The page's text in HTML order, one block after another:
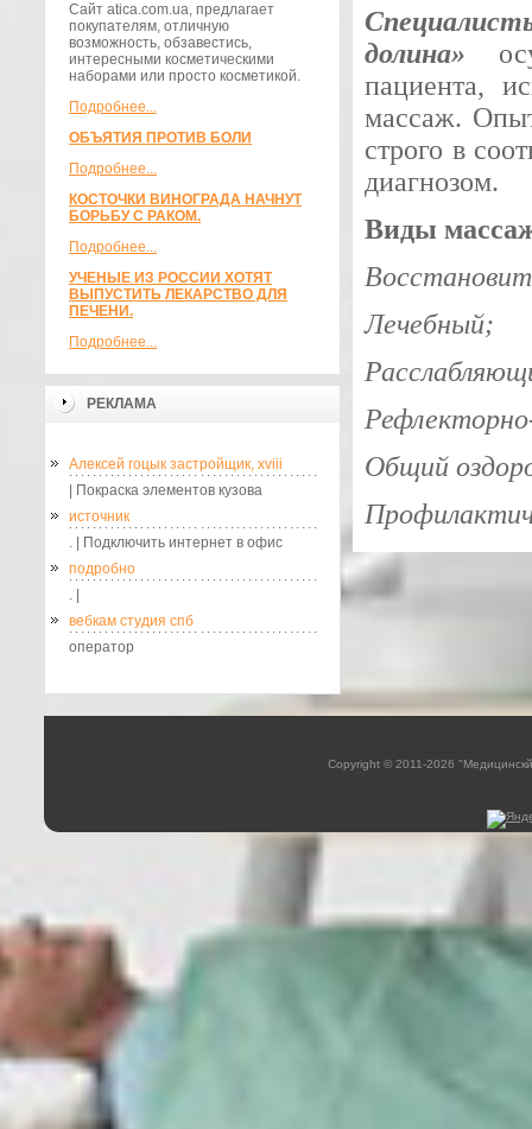
Сайт atica.com.ua, предлагает
покупателям, отличную
возможность, обзавестись,
интересными косметическими
наборами или просто косметикой.
Подробнее...
ОБЪЯТИЯ ПРОТИВ БОЛИ
Подробнее...
КОСТОЧКИ ВИНОГРАДА НАЧНУТ
БОРЬБУ С РАКОМ.
Подробнее...
УЧЕНЫЕ ИЗ РОССИИ ХОТЯТ
ВЫПУСТИТЬ ЛЕКАРСТВО ДЛЯ
ПЕЧЕНИ.
Подробнее...
РЕКЛАМА
Алексей гоцык застройщик, xviii
| Покраска элементов кузова
источник
. | Подключить интернет в офис
подробно
. |
вебкам студия спб
оператор
долина»
пациента,
массаж.
строго в
диагнозом.
Виды
Лечебный;
Общий
Copyright © 2011-2026